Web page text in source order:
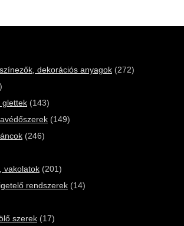
dekorációs anyagok (272)
glettek (143)
(149)
(246)
vakolatok (201)
rendszerek (14)
szerek (17)